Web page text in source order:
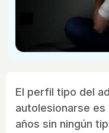
El perfil tipo del
autolesionarse es
años sin ningún